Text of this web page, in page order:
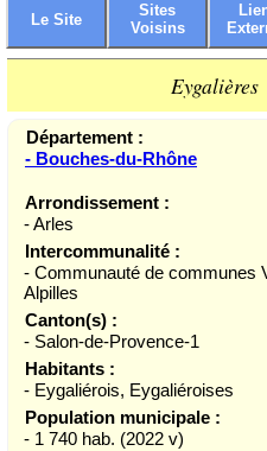
Le Site
Sites
Voisins
Eygalières
Département :
- Bouches-du-Rhône
Arrondissement :
- Arles
Intercommunalité :
- Communauté de communes
Alpilles
Canton(s) :
- Salon-de-Provence-1
Habitants :
- Eygaliérois, Eygaliéroises
Population municipale :
- 1 740 hab. (2022 v)